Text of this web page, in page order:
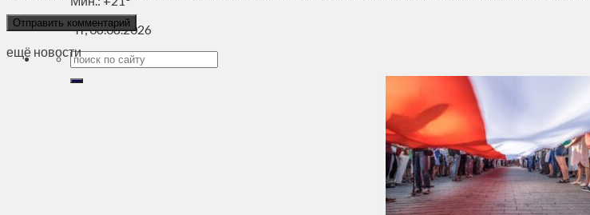
Чт, 06.08.2026
ещё новости